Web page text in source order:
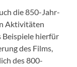
die 850-Jahr-
Aktivitäten
Beispiele hierfür
des Films,
des 800-